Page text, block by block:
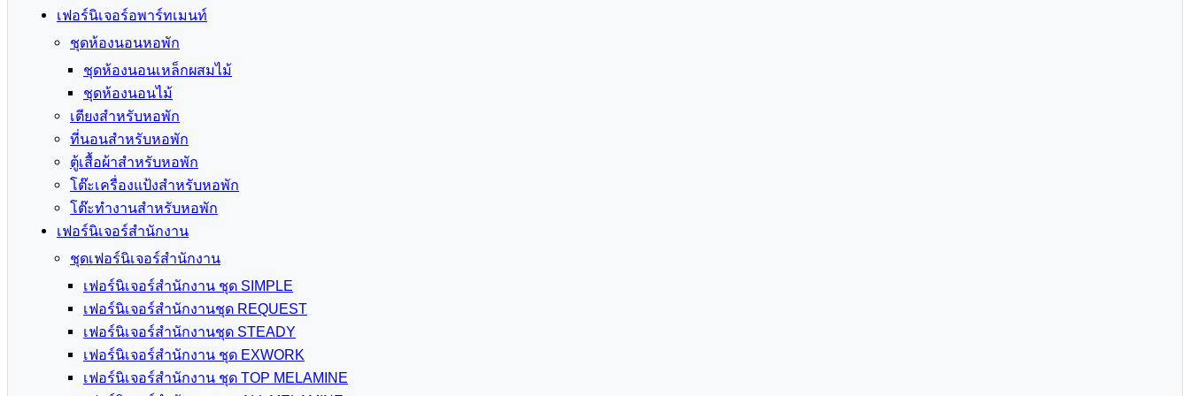
เฟอร์นิเจอร์อพาร์ทเมนท์
ชุดห้องนอนหอพัก
ชุดห้องนอนเหล็กผสมไม้
ชุดห้องนอนไม้
เตียงสำหรับหอพัก
ที่นอนสำหรับหอพัก
ตู้เสื้อผ้าสำหรับหอพัก
โต๊ะเครื่องแป้งสำหรับหอพัก
โต๊ะทำงานสำหรับหอพัก
เฟอร์นิเจอร์สำนักงาน
ชุดเฟอร์นิเจอร์สำนักงาน
เฟอร์นิเจอร์สำนักงาน ชุด SIMPLE
เฟอร์นิเจอร์สำนักงานชุด REQUEST
เฟอร์นิเจอร์สำนักงานชุด STEADY
เฟอร์นิเจอร์สำนักงาน ชุด EXWORK
เฟอร์นิเจอร์สำนักงาน ชุด TOP MELAMINE